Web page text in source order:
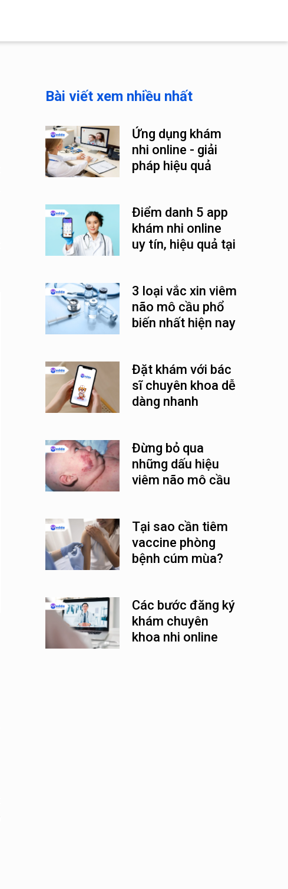
Bài viết xem nhiều nhất
Ứng dụng khám
nhi online - giải
pháp hiệu quả
Điểm danh 5 app
khám nhi online
uy tín, hiệu quả tại
3 loại vắc xin viêm
não mô cầu phổ
biến nhất hiện nay
Đặt khám với bác
sĩ chuyên khoa dễ
dàng nhanh
Đừng bỏ qua
những dấu hiệu
viêm não mô cầu
Tại sao cần tiêm
vaccine phòng
bệnh cúm mùa?
Các bước đăng ký
khám chuyên
khoa nhi online